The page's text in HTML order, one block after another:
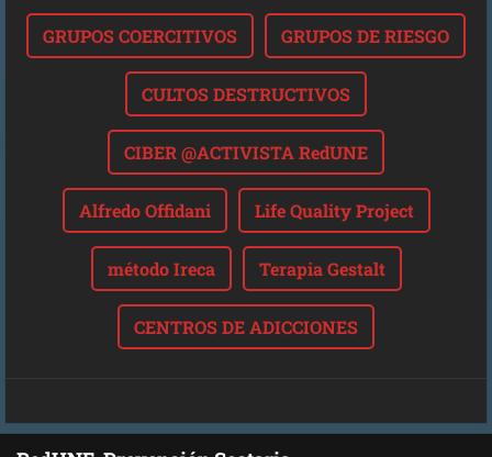
GRUPOS COERCITIVOS GRUPOS DE RIESGO
CULTOS DESTRUCTIVOS
CIBER @ACTIVISTA RedUNE
Alfredo Offidani Life Quality Project
método Ireca Terapia Gestalt
CENTROS DE ADICCIONES